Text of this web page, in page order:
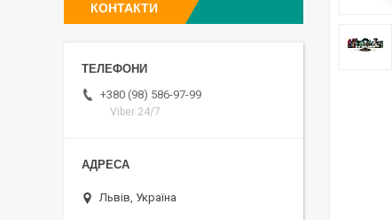
КОНТАКТИ
+380 (98) 586-97-99
Viber 24/7
Львів, Україна